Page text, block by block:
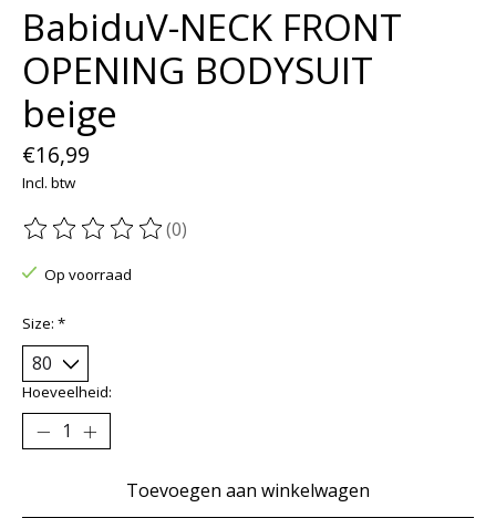
BabiduV-NECK FRONT
OPENING BODYSUIT
beige
€16,99
Incl. btw
De beoordeling van dit product is
(0)
Op voorraad
Size: *
Hoeveelheid:
Toevoegen aan winkelwagen